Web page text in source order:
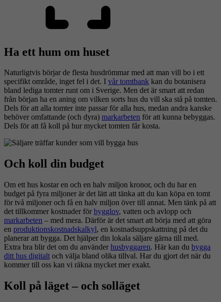
Ha ett hum om huset
Naturligtvis börjar de flesta husdrömmar med att man vill bo i ett
specifikt område, inget fel i det. I vår tomtbank kan du botanisera
bland lediga tomter runt om i Sverige. Men det är smart att redan
från början ha en aning om vilken sorts hus du vill ska stå på tomten.
Dels för att alla tomter inte passar för alla hus, medan andra kanske
behöver omfattande (och dyra) markarbeten för att kunna bebyggas.
Dels för att få koll på hur mycket tomten får kosta.
Och koll din budget
Om ett hus kostar en och en halv miljon kronor, och du har en
budget på fyra miljoner är det lätt att tänka att du kan köpa en tomt
för två miljoner och få en halv miljon över till annat. Men tänk på att
det tillkommer kostnader för bygglov, vatten och avlopp och
markarbeten – med mera. Därför är det smart att börja med att göra
en produktionskostnadskalkyl, en kostnadsuppskattning på det du
planerar att bygga. Det hjälper din lokala säljare gärna till med.
Extra bra blir det om du använder husbyggaren. Här kan du bygga
ditt hus digitalt och välja bland olika tillval. Har du gjort det när du
kommer till oss kan vi räkna mycket mer exakt.
Koll på läget – och solläget